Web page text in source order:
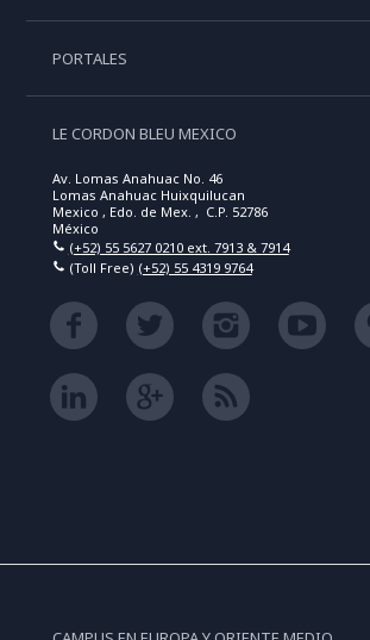
PORTALES
LE CORDON BLEU MEXICO
Av. Lomas Anahuac No. 46
Lomas Anahuac Huixquilucan
Mexico , Edo. de Mex. , C.P. 52786
México
(+52) 55 5627 0210 ext. 7913 & 7914
(Toll Free) (+52) 55 4319 9764